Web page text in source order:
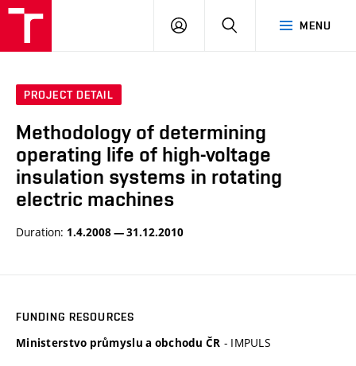
MENU
LOG
SEARCH
PROJECT DETAIL
Methodology of determining
operating life of high-voltage
insulation systems in rotating
electric machines
Duration: 1.4.2008 — 31.12.2010
FUNDING RESOURCES
Ministerstvo průmyslu a obchodu ČR - IMPULS